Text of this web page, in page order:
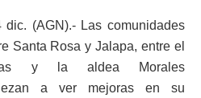
(AGN).- Las comunidades
Santa Rosa y Jalapa, entre el
y la aldea Morales
a ver mejoras en su